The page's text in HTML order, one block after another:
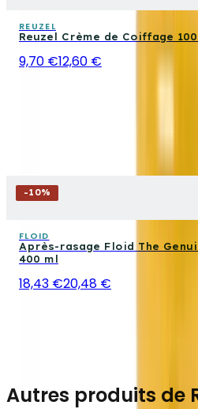
REUZEL
Reuzel Crème de Coiffage
9,70 €12,60 €
-10%
FLOID
Après-rasage Floid The
400 ml
18,43 €20,48 €
Autres produits de